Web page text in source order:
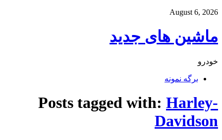
August 6, 2026
ماشین های جدید
خودرو
برگه نمونه
Posts tagged with: Harley-
Davidson